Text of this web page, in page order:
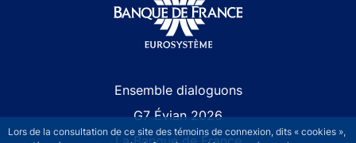
Lors de la consultation de ce site des témoins de connexion, dits « cookies »,
Ensemble dialoguons
G7 Évian 2026